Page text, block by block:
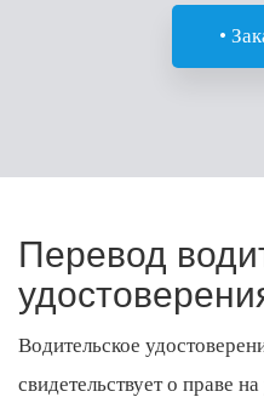
Перевод
Водительское
свидетельствует о праве